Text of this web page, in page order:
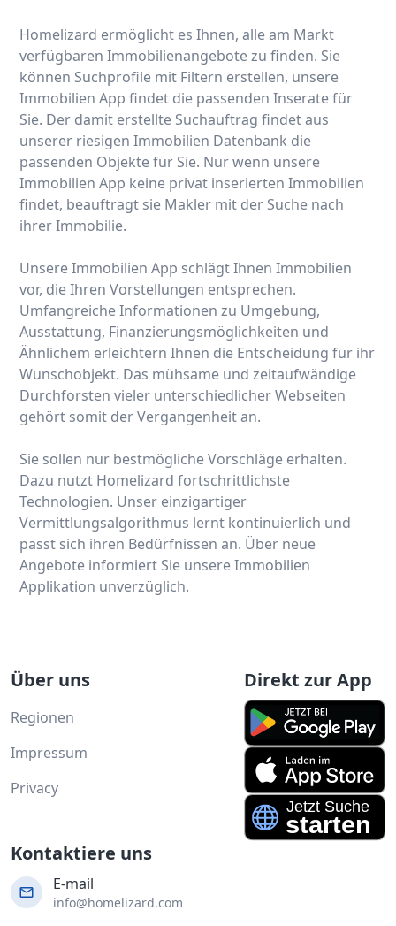
Homelizard ermöglicht es Ihnen, alle am Markt
verfügbaren Immobilienangebote zu finden. Sie
können Suchprofile mit Filtern erstellen, unsere
Immobilien App findet die passenden Inserate für
Sie. Der damit erstellte Suchauftrag findet aus
unserer riesigen Immobilien Datenbank die
passenden Objekte für Sie. Nur wenn unsere
Immobilien App keine privat inserierten Immobilien
findet, beauftragt sie Makler mit der Suche nach
ihrer Immobilie.
Unsere Immobilien App schlägt Ihnen Immobilien
vor, die Ihren Vorstellungen entsprechen.
Umfangreiche Informationen zu Umgebung,
Ausstattung, Finanzierungsmöglichkeiten und
Ähnlichem erleichtern Ihnen die Entscheidung für ihr
Wunschobjekt. Das mühsame und zeitaufwändige
Durchforsten vieler unterschiedlicher Webseiten
gehört somit der Vergangenheit an.
Sie sollen nur bestmögliche Vorschläge erhalten.
Dazu nutzt Homelizard fortschrittlichste
Technologien. Unser einzigartiger
Vermittlungsalgorithmus lernt kontinuierlich und
passt sich ihren Bedürfnissen an. Über neue
Angebote informiert Sie unsere Immobilien
Applikation unverzüglich.
Über uns
Regionen
Impressum
Privacy
Direkt zur App
Kontaktiere uns
E-mail
info@homelizard.com